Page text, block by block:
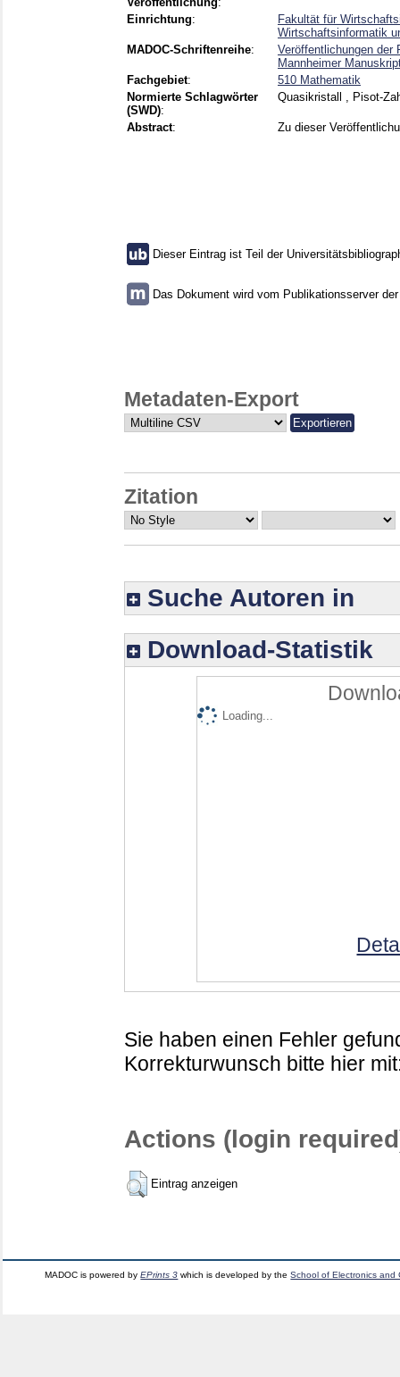
Einrichtung:
Fakultät für
Wirtschaftsinformatik
MADOC-Schriftenreihe:
Veröffentlichungen
Mannheimer
Fachgebiet:
510 Mathematik
Normierte Schlagwörter
(SWD):
Quasikristall , Pisot-
Abstract: Zu dieser
Dieser Eintrag ist Teil der
Das Dokument wird vom Publikationsserver
Metadaten-Export
Zitation
Suche Autoren in
Download-Statistik
Loading...
Sie haben einen Fehler
Korrekturwunsch bitte hier
Actions (login
Eintrag anzeigen
MADOC is powered byEPrints 3 which is developed by theSchool of Electronics and